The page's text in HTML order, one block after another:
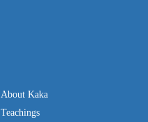
About Kaka
Teachings